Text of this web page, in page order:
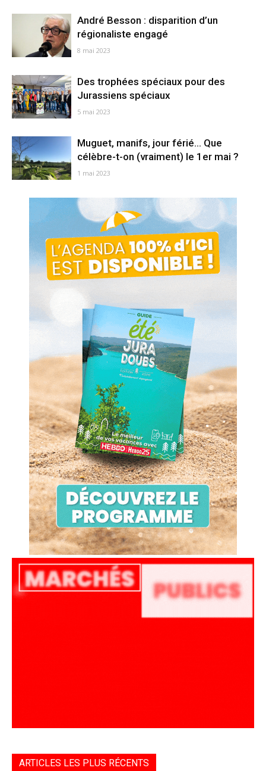
André Besson : disparition d’un
régionaliste engagé
8 mai 2023
Des trophées spéciaux pour des
Jurassiens spéciaux
5 mai 2023
Muguet, manifs, jour férié… Que
célèbre-t-on (vraiment) le 1er mai ?
1 mai 2023
ARTICLES LES PLUS RÉCENTS